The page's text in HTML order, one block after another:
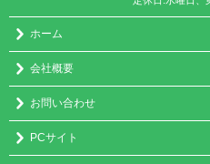
ホーム
会社概要
お問い合わせ
PCサイト